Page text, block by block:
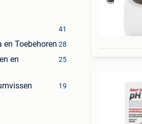
41
en Toebehoren 28
en
25
19